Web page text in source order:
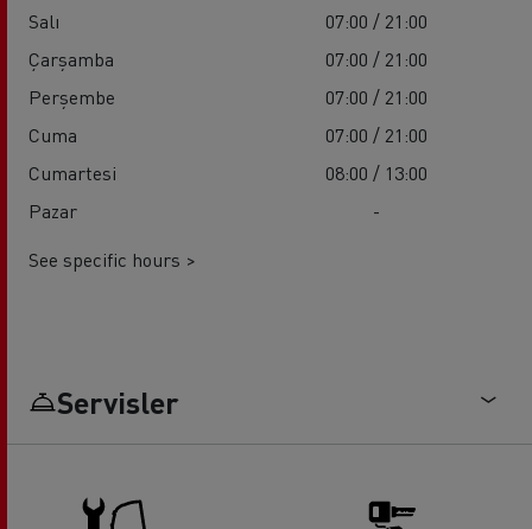
Salı
07:00 / 21:00
Çarşamba
07:00 / 21:00
Perşembe
07:00 / 21:00
Cuma
07:00 / 21:00
Cumartesi
08:00 / 13:00
Pazar
-
See specific hours >
Servisler